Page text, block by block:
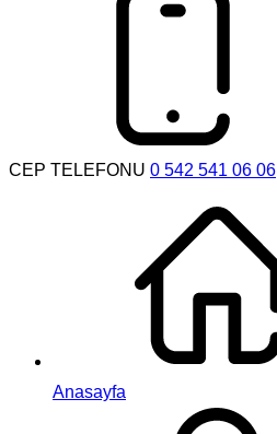
CEP TELEFONU 0 542 541 06 06
Anasayfa